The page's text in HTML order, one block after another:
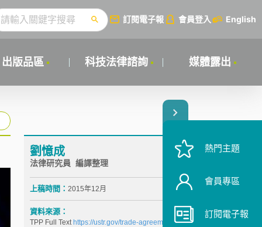
訂閱電子報 會員登入 English
出版品區 科技法律諮詢 媒體露出
劉憶成
法律研究員 編譯整理
上稿時間： 2015年12月
資料來源：
TPP Full Text https://ustr.gov/trade-agreements/free-
熱門主題
會員專區
訂閱電子報